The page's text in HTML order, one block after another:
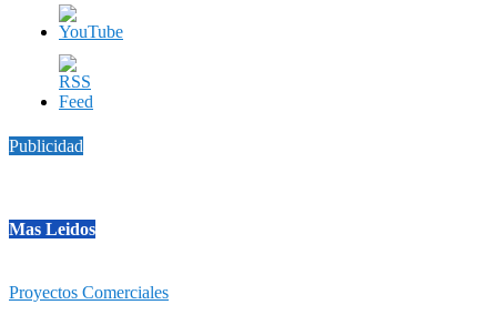
Publicidad
Mas Leidos
Proyectos Comerciales